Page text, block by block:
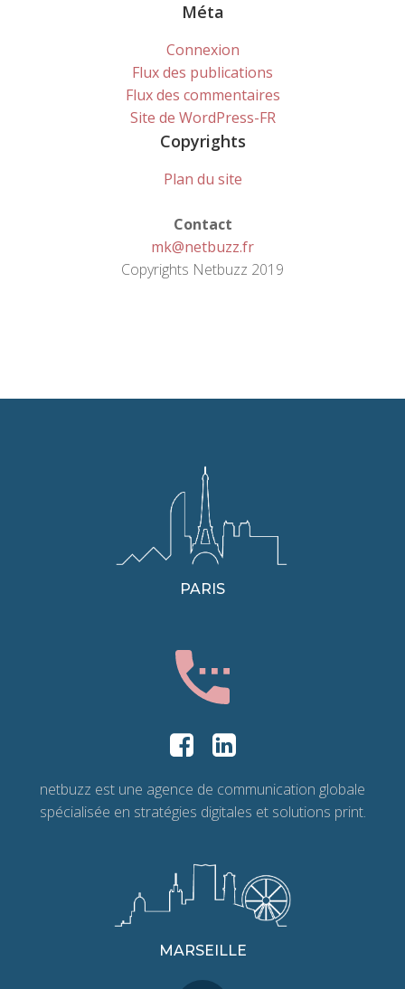
Méta
Connexion
Flux des publications
Flux des commentaires
Site de WordPress-FR
Copyrights
Plan du site
Contact
mk@netbuzz.fr
Copyrights Netbuzz 2019
PARIS
netbuzz est une agence de communication globale
spécialisée en stratégies digitales et solutions print.
MARSEILLE